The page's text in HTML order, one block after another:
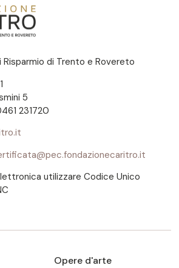
Risparmio di Trento e Rovereto
5
231720
utilizzare Codice Unico
Opere d'arte